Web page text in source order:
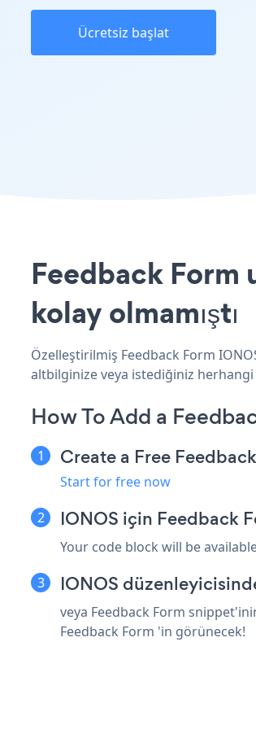
Ücretsiz başlat
Feedback Form
kolay olmamıştı
Özelleştirilmiş Feedback Form
altbilginize veya istediğiniz
How To Add a
Create a Free
Start for free now
IONOS için Feedback
Your code block will be
IONOS
veya Feedback Form
Feedback Form 'in görünecek!